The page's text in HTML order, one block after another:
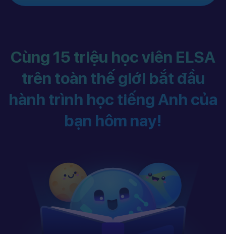
Cùng 15 triệu học viên ELSA
trên toàn thế giới bắt đầu
hành trình học tiếng Anh của
bạn hôm nay!